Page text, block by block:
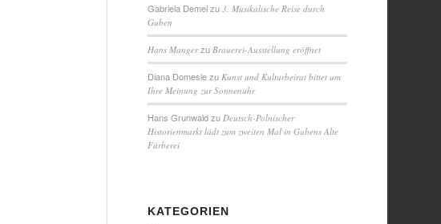
Gabriela Demelzu 3. Musikalische Reise durch
Guben
Hans Mangerzu Brauerei-Ausstellung eröffnet
Diana Domeslezu Kunst und Kulturbeirat bittet um
Ihre Meinung zur Sonnenuhr
Hans Grunwaldzu Deutsch-Polnischer
Historienmarkt lädt zum zweiten Mal in Gubens Alte
Färberei
KATEGORIEN